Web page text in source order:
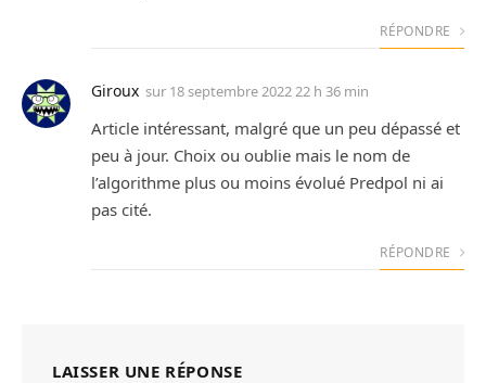
RÉPONDRE
Giroux sur 18 septembre 2022 22 h 36 min
Article intéressant, malgré que un peu dépassé et
peu à jour. Choix ou oublie mais le nom de
l’algorithme plus ou moins évolué Predpol ni ai
pas cité.
RÉPONDRE
LAISSER UNE RÉPONSE